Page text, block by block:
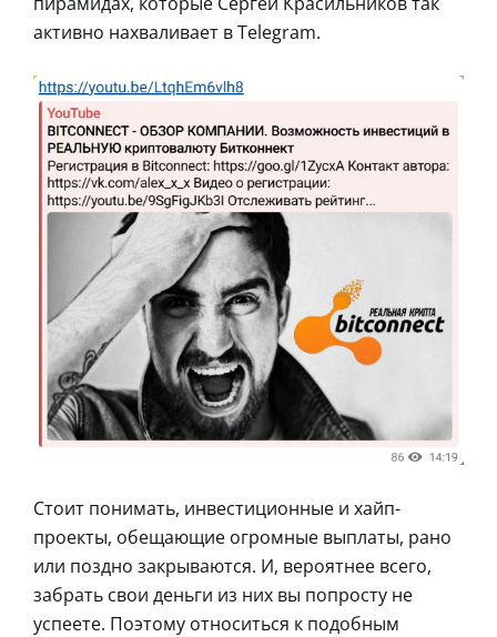
активно нахваливает в Telegram.
Стоит понимать, инвестиционные и хайп-
проекты, обещающие огромные выплаты, рано
или поздно закрываются. И, вероятнее всего,
забрать свои деньги из них вы попросту не
успеете. Поэтому относиться к подобным